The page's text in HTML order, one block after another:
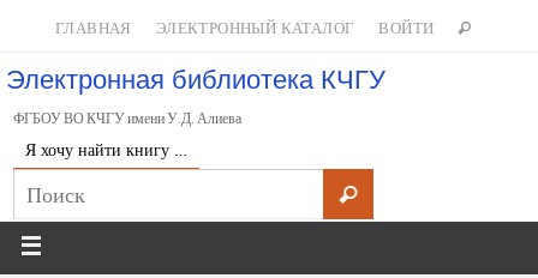
ГЛАВНАЯ ЭЛЕКТРОННЫЙ КАТАЛОГ ВОЙТИ
Электронная библиотека КЧГУ
ФГБОУ ВО КЧГУ имени У.Д. Алиева
Я хочу найти книгу …